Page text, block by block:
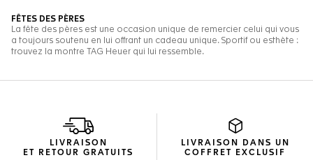
LIVRAISON
ET RETOUR GRATUITS
LIVRAISON DANS UN
COFFRET EXCLUSIF